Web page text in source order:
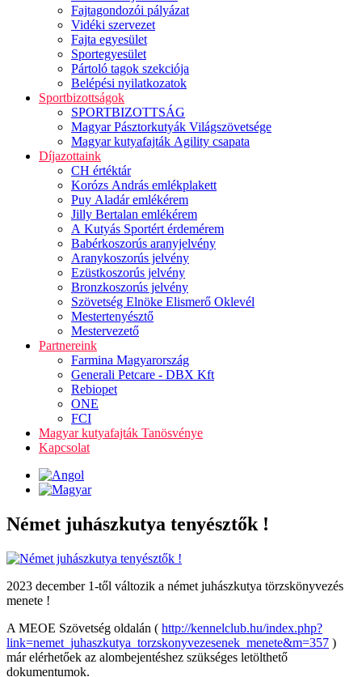
Fajtagondozói pályázat
Vidéki szervezet
Fajta egyesület
Sportegyesület
Pártoló tagok szekciója
Belépési nyilatkozatok
Sportbizottságok
SPORTBIZOTTSÁG
Magyar Pásztorkutyák Világszövetsége
Magyar kutyafajták Agility csapata
Díjazottaink
CH értéktár
Korózs András emlékplakett
Puy Aladár emlékérem
Jilly Bertalan emlékérem
A Kutyás Sportért érdemérem
Babérkoszorús aranyjelvény
Aranykoszorús jelvény
Ezüstkoszorús jelvény
Bronzkoszorús jelvény
Szövetség Elnöke Elismerő Oklevél
Mestertenyésztő
Mestervezető
Partnereink
Farmina Magyarország
Generali Petcare - DBX Kft
Rebiopet
ONE
FCI
Magyar kutyafajták Tanösvénye
Kapcsolat
Német juhászkutya tenyésztők !
2023 december 1-től változik a német juhászkutya törzskönyvezés
menete !
A MEOE Szövetség oldalán ( http://kennelclub.hu/index.php?
link=nemet_juhaszkutya_torzskonyvezesenek_menete&m=357 )
már elérhetőek az alombejentéshez szükséges letölthető
dokumentumok.